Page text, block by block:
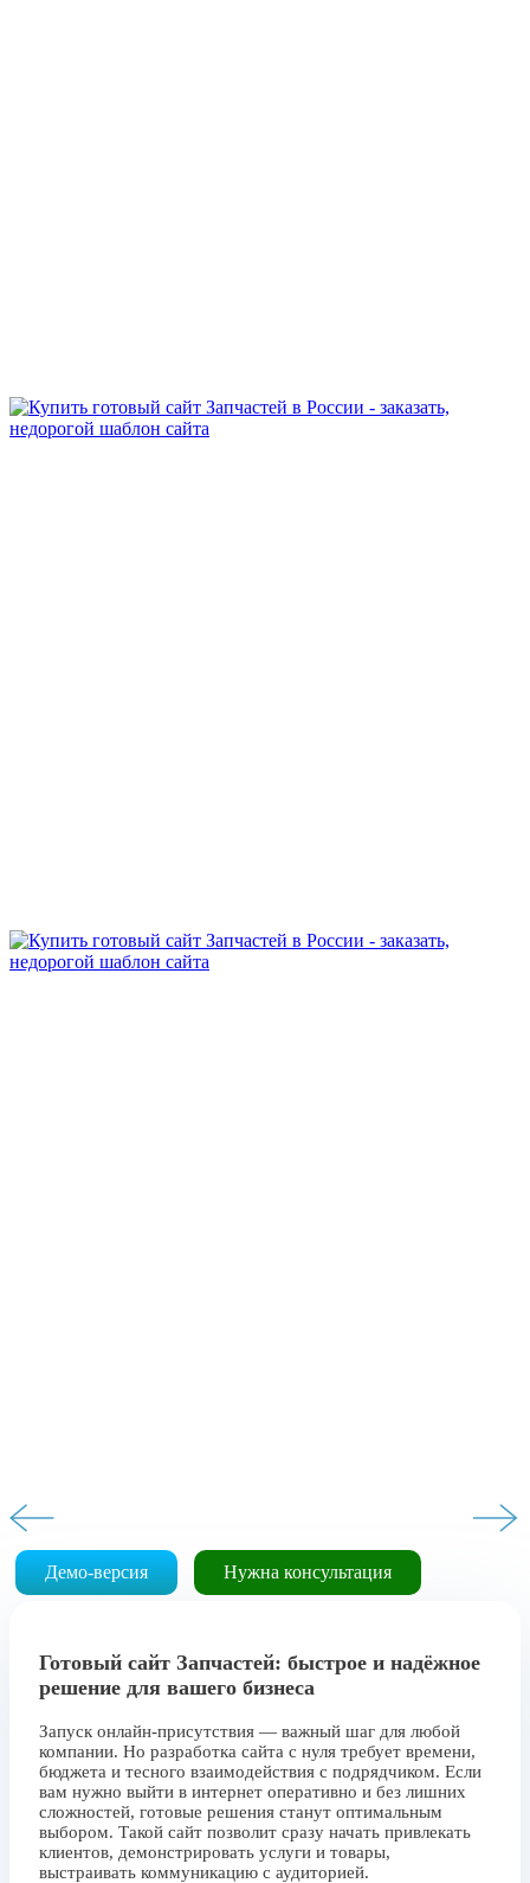
Демо-версия Нужна консультация
Готовый сайт Запчастей: быстрое и надёжное
решение для вашего бизнеса
Запуск онлайн-присутствия — важный шаг для любой
компании. Но разработка сайта с нуля требует времени,
бюджета и тесного взаимодействия с подрядчиком. Если
вам нужно выйти в интернет оперативно и без лишних
сложностей, готовые решения станут оптимальным
выбором. Такой сайт позволит сразу начать привлекать
клиентов, демонстрировать услуги и товары,
выстраивать коммуникацию с аудиторией.